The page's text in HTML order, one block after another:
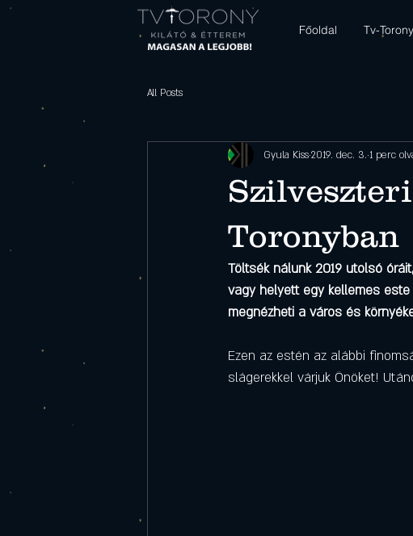
Főoldal Tv-
All Posts
Toronyban
Gyula Kiss2019. dec. 3. 1 perc
Töltsék nálunk 2019 utolsó
vagy helyett egy kellemes este
megnézheti a város és
Ezen az estén az alábbi
slágerekkel várjuk Önöket!